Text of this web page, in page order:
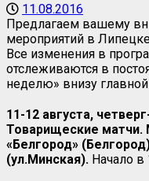
11.08.2016
Предлагаем вашему
мероприятий в
Все изменения в
отслеживаются в
неделю» внизу
11-12 августа,
Товарищеские
«Белгород»
(ул.Минская). Начало в